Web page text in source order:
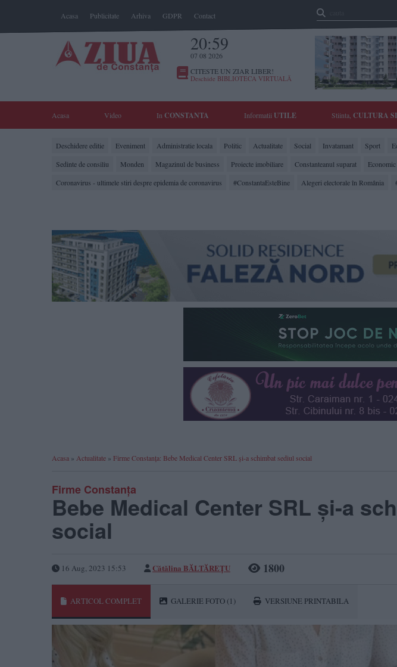
Acasa Publicitate Arhiva GDPR Contact
20:59
07 08 2026
CITESTE UN ZIAR LIBER!
Deschide BIBLIOTECA VIRTUALĂ
Acasa Video In CONSTANTA Informatii UTILE Stiinta, CULTURA
Deschidere editie Eveniment Administratie locala Politic Actualitate Social Invatamant Sport
Sedinte de consiliu
Monden Magazinul de business Proiecte imobiliare Constanteanul suparat Economic
Coronavirus - ultimele stiri despre epidemia de coronavirus
#ConstantaEsteBine Alegeri electorale în România
Acasa » Actualitate » Firme Constanța: Bebe Medical Center SRL și-a schimbat sediul social
Firme Constanța
Bebe Medical Center SRL și-a
social
16 Aug, 2023 15:53 Cătălina BĂLTĂREȚU 1800
ARTICOL COMPLET GALERIE FOTO (1) VERSIUNE PRINTABILA